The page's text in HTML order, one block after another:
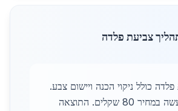
צביעת פלדה
כולל ניקוי הכנה ויישום צבע.
בגן יבנה זה נעשה במחיר 80 שקלים. התוצאה